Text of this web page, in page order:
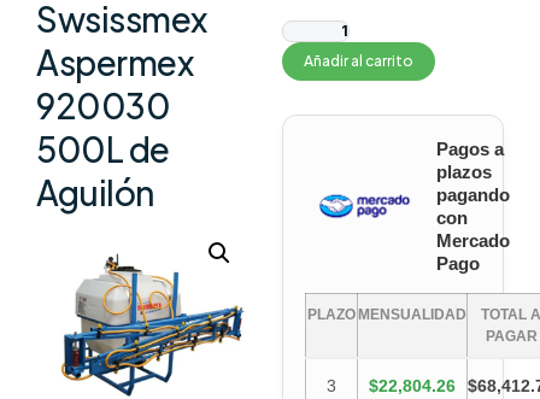
Swsissmex
Aspermex
920030
500L de
Aguilón
Añadir al carrito
Pagos a
plazos
pagando
con
Mercado
Pago
PLAZO MENSUALIDAD
TOTAL A
PAGAR
3
$22,804.26